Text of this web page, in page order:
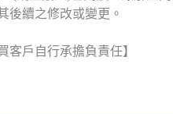
後續之修改或變更。
客戶自行承擔負責任】